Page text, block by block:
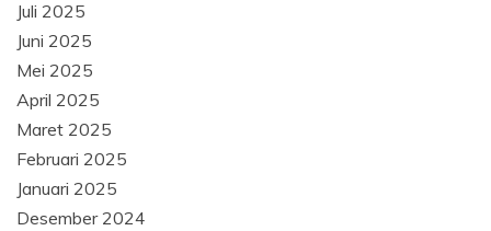
Juli 2025
Juni 2025
Mei 2025
April 2025
Maret 2025
Februari 2025
Januari 2025
Desember 2024